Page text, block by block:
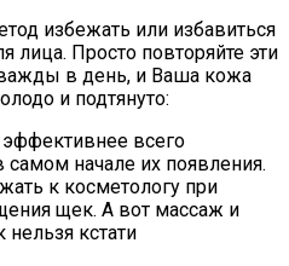
избежать или избавиться
лица. Просто повторяйте эти
в день, и Ваша кожа
и подтянуто:
эффективнее всего
самом начале их появления.
к косметологу при
щек. А вот массаж и
кстати